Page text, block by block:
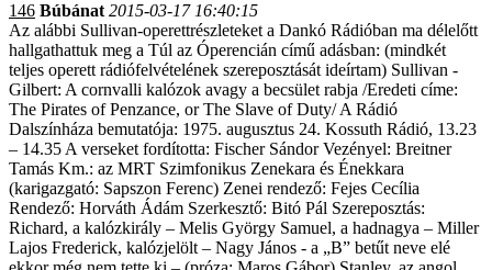
146 Búbánat 2015-03-17 16:40:15
Az alábbi Sullivan-operettrészleteket a Dankó Rádióban ma délelőtt
hallgathattuk meg a Túl az Óperencián című adásban: (mindkét
teljes operett rádiófelvételének szereposztását ideírtam) Sullivan -
Gilbert: A cornvalli kalózok avagy a becsület rabja /Eredeti címe:
The Pirates of Penzance, or The Slave of Duty/ A Rádió
Dalszínháza bemutatója: 1975. augusztus 24. Kossuth Rádió, 13.23
– 14.35 A verseket fordította: Fischer Sándor Vezényel: Breitner
Tamás Km.: az MRT Szimfonikus Zenekara és Énekkara
(karigazgató: Sapszon Ferenc) Zenei rendező: Fejes Cecília
Rendező: Horváth Ádám Szerkesztő: Bitó Pál Szereposztás:
Richard, a kalózkirály – Melis György Samuel, a hadnagya – Miller
Lajos Frederick, kalózjelölt – Nagy János - a „B” betűt neve elé